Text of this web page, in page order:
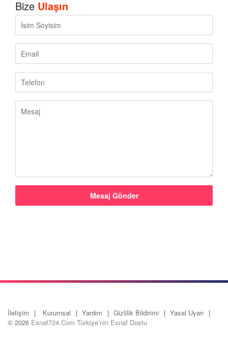
Bize Ulaşın
İletişim Kurumsal Yardım Gizlilik Bildirimi
Yasal Uyarı
© 2026 Esnaf724.Com Türkiye’nin Esnaf Dostu